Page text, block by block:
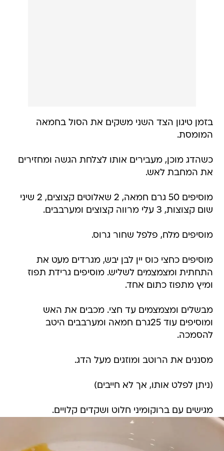
בזמן טיגון הצד השני משקים את הסול בחמאה
המומסת.
כשהדג מוכן, מעבירים אותו לצלחת הגשה ומחזירים
את המחבת לאש.
מוסיפים 50 גרם חמאה, 2 שאלוטים קצוצים, 2 שיני
שום קצוצות, 3 עלי מרווה קצוצים ומערבבים.
מוסיפים מלח, פלפל שחור גרוס.
מוסיפים כחצי כוס יין לבן יבש, מגרדים מעט את
התחתית ומצמצמים לשליש. מוסיפים גרידת תפוז
ומיץ מתפוז כתום אחד.
מבשלים ומצמצמים עד חצי. מכבים את האש
ומוסיפים עוד 25גרם חמאה ומערבבים היטב
להסמכה.
מסננים את הרוטב ומוזגים מעל הדג.
(ניתן לפלט אותו, אך לא חייבים)
מגישים עם ברוקומיני חלוט ושקדים קלויים.